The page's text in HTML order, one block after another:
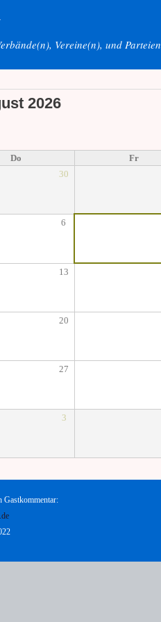
Vereine(n), und Parteien
2026
Do Fr
30
6
13
20
27
3
Gastkommentar: